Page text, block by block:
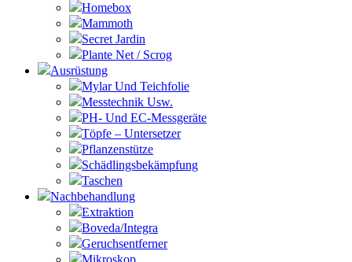
Homebox
Mammoth
Secret Jardin
Plante Net / Scrog
Ausrüstung
Mylar Und Teichfolie
Messtechnik Usw.
PH- Und EC-Messgeräte
Töpfe – Untersetzer
Pflanzenstütze
Schädlingsbekämpfung
Taschen
Nachbehandlung
Extraktion
Boveda/Integra
Geruchsentferner
Mikroskop